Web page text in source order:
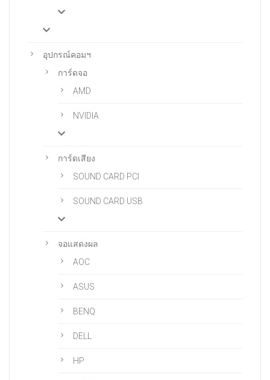
อุปกรณ์คอมฯ
การ์ดจอ
AMD
NVIDIA
การ์ดเสียง
SOUND CARD PCI
SOUND CARD USB
จอแสดงผล
AOC
ASUS
BENQ
DELL
HP